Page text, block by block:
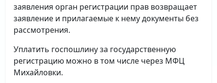
заявления орган регистрации прав возвращает
заявление и прилагаемые к нему документы без
рассмотрения.
Уплатить госпошлину за государственную
регистрацию можно в том числе через МФЦ
Михайловки.